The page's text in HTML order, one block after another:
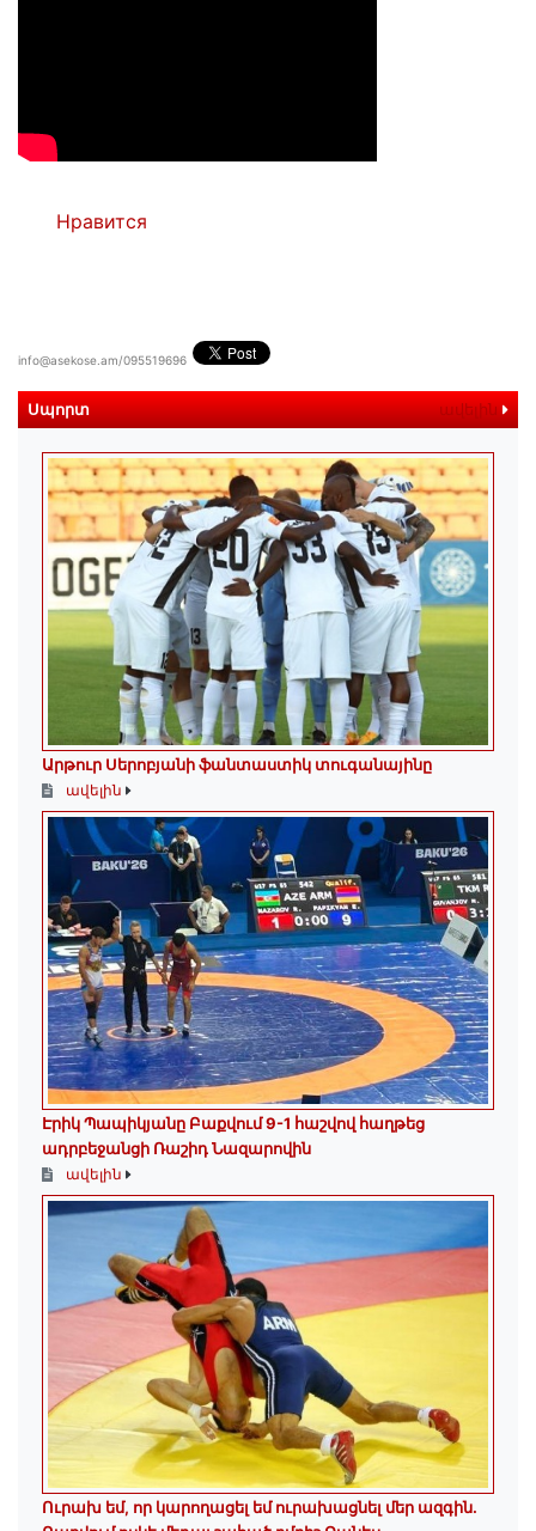
Нравится
info@asekose.am/095519696
Սպորտ ավելին
Արթուր Սերոբյանի ֆանտաստիկ տուգանայինը
ավելին
Էրիկ Պապիկյանը Բաքվում 9-1 հաշվով հաղթեց
ադրբեջանցի Ռաշիդ Նազարովին
ավելին
Ուրախ եմ, որ կարողացել եմ ուրախացնել մեր ազգին.